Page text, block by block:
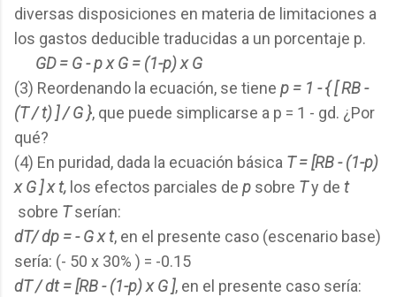
diversas disposiciones en materia de limitaciones a
los gastos deducible traducidas a un porcentaje p.
GD = G - p x G = (1-p) x G
(3) Reordenando la ecuación, se tiene p = 1 - { [ RB -
(T / t) ] / G }, que puede simplicarse a p = 1 - gd. ¿Por
qué?
(4) En puridad, dada la ecuación básica T = [RB - (1-p)
x G ] x t, los efectos parciales de p sobre Ty de t
sobre Tserían:
dT/dp = - G x t, en el presente caso (escenario base)
sería: (- 50 x 30% ) = -0.15
dT/dt = [RB - (1-p) x G ], en el presente caso sería: